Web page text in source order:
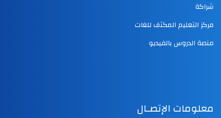
شراكة
مركز التعليم المكثف للغات
منصة الدروس بالفيديو
معلومات الإتصـال